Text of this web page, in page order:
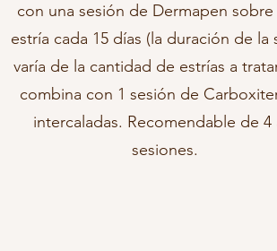
con una sesión de Dermapen sobre
estría cada 15 días (la duración de la
varía de la cantidad de estrías a
combina con 1 sesión de
intercaladas. Recomendable de 4
sesiones.